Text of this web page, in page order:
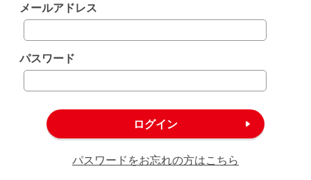
メールアドレス
パスワード
パスワードをお忘れの方はこちら